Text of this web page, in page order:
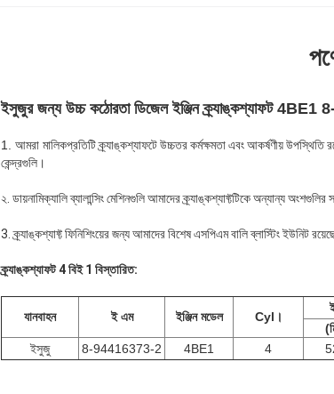
ইসুজুর জন্য উচ্চ কঠোরতা ডিজেল ইঞ্জিন ক্র্যাঙ্কশ্যাফট
1. আমরা মালিকপ্রতিটি ক্র্যাঙ্কশ্যাফটে উচ্চতর কর্মক্ষমতা এবং আকর্ষণীয় উপস্থিতি
কেন্দ্রগুলি।
২. ডায়নামিক্যালি ব্যালান্সিং মেশিনগুলি আমাদের ক্র্যাঙ্কশ্যাফ্টটিকে অন্যান্য
3. ক্র্যাঙ্কশ্যাফ্ট ফিনিশিংয়ের জন্য আমাদের বিশেষ এসপিএম বালি ব্লাস্টিং ইউনিট
ক্র্যাঙ্কশ্যাফট 4 বিই 1 বিস্তারিত:
যানবাহন ই এম ইঞ্জিন মডেল Cyl।
ইসুজু
8-94416373-2 4BE1 4